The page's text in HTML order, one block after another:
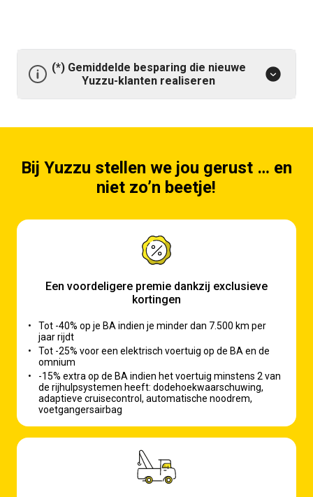
(*) Gemiddelde besparing die nieuwe
Yuzzu-klanten realiseren
Bij Yuzzu stellen we jou gerust … en
niet zo’n beetje!
Een voordeligere premie dankzij exclusieve
kortingen
•
Tot -40% op je BA indien je minder dan 7.500 km per
jaar rijdt
•
Tot -25% voor een elektrisch voertuig op de BA en de
omnium
•
-15% extra op de BA indien het voertuig minstens 2 van
de rijhulpsystemen heeft: dodehoekwaarschuwing,
adaptieve cruisecontrol, automatische noodrem,
voetgangersairbag